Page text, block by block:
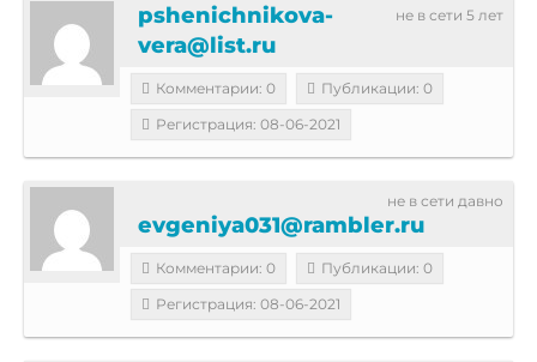
не в сети 5 лет
pshenichnikova-
vera@list.ru
Комментарии: 0
Публикации: 0
Регистрация: 08-06-2021
не в сети давно
evgeniya031@rambler.ru
Комментарии: 0
Публикации: 0
Регистрация: 08-06-2021